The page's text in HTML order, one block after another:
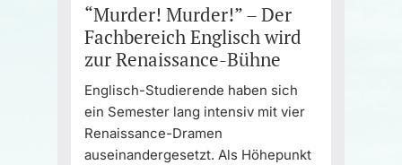
“Murder! Murder!” – Der
Fachbereich Englisch wird
zur Renaissance-Bühne
Englisch-Studierende haben sich
ein Semester lang intensiv mit vier
Renaissance-Dramen
auseinandergesetzt. Als Höhepunkt